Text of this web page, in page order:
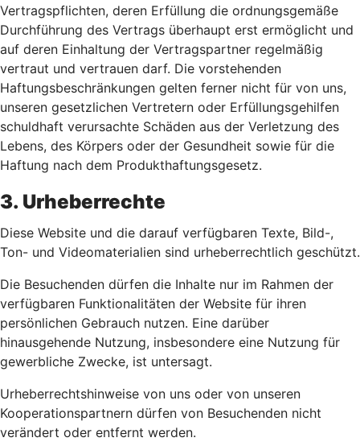
Vertragspflichten, deren Erfüllung die ordnungsgemäße
Durchführung des Vertrags überhaupt erst ermöglicht und
auf deren Einhaltung der Vertragspartner regelmäßig
vertraut und vertrauen darf. Die vorstehenden
Haftungsbeschränkungen gelten ferner nicht für von uns,
unseren gesetzlichen Vertretern oder Erfüllungsgehilfen
schuldhaft verursachte Schäden aus der Verletzung des
Lebens, des Körpers oder der Gesundheit sowie für die
Haftung nach dem Produkthaftungsgesetz.
3. Urheberrechte
Diese Website und die darauf verfügbaren Texte, Bild-,
Ton- und Videomaterialien sind urheberrechtlich geschützt.
Die Besuchenden dürfen die Inhalte nur im Rahmen der
verfügbaren Funktionalitäten der Website für ihren
persönlichen Gebrauch nutzen. Eine darüber
hinausgehende Nutzung, insbesondere eine Nutzung für
gewerbliche Zwecke, ist untersagt.
Urheberrechtshinweise von uns oder von unseren
Kooperationspartnern dürfen von Besuchenden nicht
verändert oder entfernt werden.